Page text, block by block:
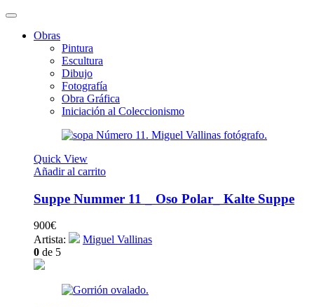
Obras
Pintura
Escultura
Dibujo
Fotografía
Obra Gráfica
Iniciación al Coleccionismo
Quick View
Añadir al carrito
Suppe Nummer 11 _ Oso Polar_ Kalte Suppe
900€
Artista:
Miguel Vallinas
0 de 5